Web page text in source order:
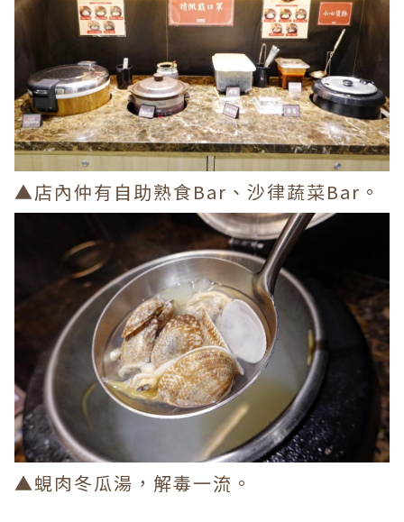
▲店內仲有自助熟食Bar、沙律蔬菜Bar。
▲蜆肉冬瓜湯，解毒一流。